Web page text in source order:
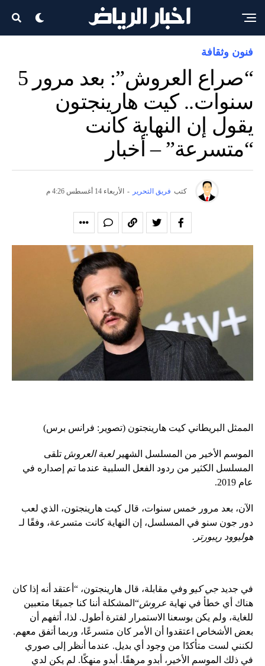
فنون وثقافة
“صراع العروش”: بعد مرور 5
سنوات.. كيت هارينجتون
يقول إن النهاية كانت
“متسرعة” – أخبار
كتب فريق التحرير - الأربعاء 14 أغسطس 4:26 م
الممثل البريطاني كيت هارينجتون (تصوير: فرانس برس)
الموسم الأخير من المسلسل الشهيرلعبة العروش تلقى
المسلسل الكثير من ردود الفعل السلبية عندما تم إصداره في
عام 2019.
الآن، بعد مرور خمس سنوات، قال كيت هارينجتون، الذي لعب
دور جون سنو في المسلسل، إن النهاية كانت متسرعة، وفقًا لـ
هوليوود ريبورتر.
في جديد جي كيو وفي مقابلة، قال هارينجتون، “أعتقد أنه إذا كان
هناك أي خطأ في نهاية عروش“المشكلة أننا كنا جميعًا متعبين
للغاية، ولم يكن بوسعنا الاستمرار لفترة أطول. لذا، أتفهم أن
بعض الأشخاص اعتقدوا أن الأمر كان متسرعًا، وربما أتفق معهم.
لكنني لست متأكدًا من وجود أي بديل. عندما أنظر إلى صوري
في ذلك الموسم الأخير، أبدو مرهقًا. أبدو منهكًا. لم يكن لدي